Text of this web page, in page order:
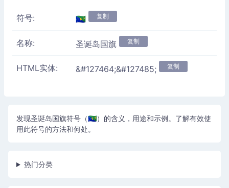
符号: 🇨🇽 复制
名称: 圣诞岛国旗 复制
HTML实体: &#127464;&#127485; 复制
发现圣诞岛国旗符号（🇨🇽）的含义，用途和示例。了解有效使
用此符号的方法和何处。
热门分类